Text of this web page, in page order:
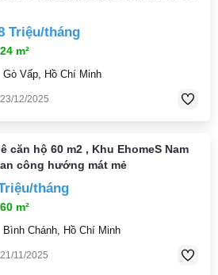
Triệu/tháng
24 m²
Gò Vấp, Hồ Chí Minh
23/12/2025
căn hộ 60 m2 , Khu EhomeS Nam
công hướng mát mẻ
tháng
60 m²
Bình Chánh, Hồ Chí Minh
21/11/2025